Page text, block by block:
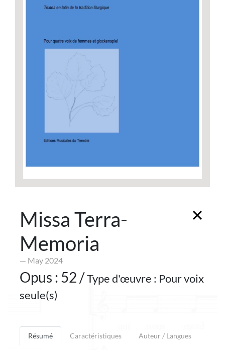
Missa Terra-
Memoria
— May 2024
Opus : 52 /Type d'œuvre : Pour voix
seule(s)
Résumé Caractéristiques Auteur / Langues